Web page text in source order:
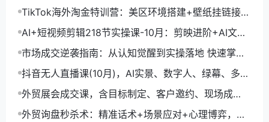
TikTok海外淘金特训营：美区环境搭建+壁纸挂链接
+剪映数字人，月入1.5万
AI+短视频剪辑218节实操课-10月：剪映进阶+AI文案
生成+账号运营，月入2万
市场成交逆袭指南：从认知觉醒到实操落地 快速掌握
市场开拓与成交核心能力
抖音无人直播课(10月)，AI实景、数字人、绿幕、多种
玩法、24小时自动盈利
外贸展会成交课，含目标制定、客户邀约、现场成
交，系统化SOP提升参展ROI
外贸询盘秒杀术：精准话术+场景应对+心理博弈，单